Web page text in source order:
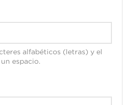
alfabéticos (letras) y el
espacio.